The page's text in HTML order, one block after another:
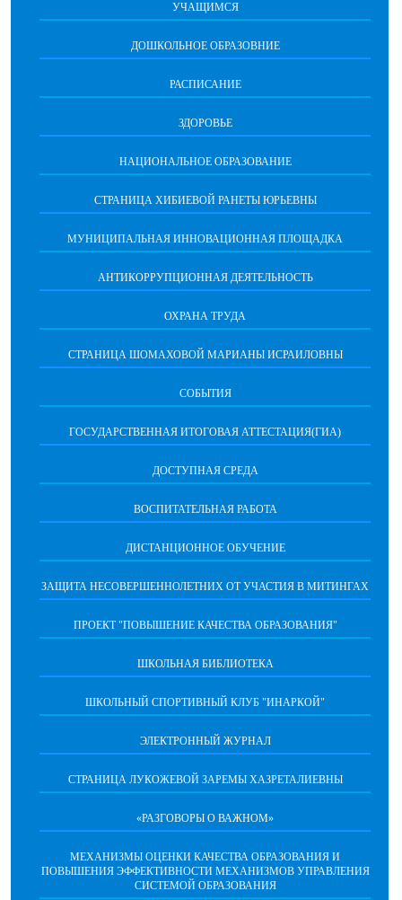
УЧАЩИМСЯ
ДОШКОЛЬНОЕ ОБРАЗОВНИЕ
РАСПИСАНИЕ
ЗДОРОВЬЕ
НАЦИОНАЛЬНОЕ ОБРАЗОВАНИЕ
СТРАНИЦА ХИБИЕВОЙ РАНЕТЫ ЮРЬЕВНЫ
МУНИЦИПАЛЬНАЯ ИННОВАЦИОННАЯ ПЛОЩАДКА
АНТИКОРРУПЦИОННАЯ ДЕЯТЕЛЬНОСТЬ
ОХРАНА ТРУДА
СТРАНИЦА ШОМАХОВОЙ МАРИАНЫ ИСРАИЛОВНЫ
СОБЫТИЯ
ГОСУДАРСТВЕННАЯ ИТОГОВАЯ АТТЕСТАЦИЯ(ГИА)
ДОСТУПНАЯ СРЕДА
ВОСПИТАТЕЛЬНАЯ РАБОТА
ДИСТАНЦИОННОЕ ОБУЧЕНИЕ
ЗАЩИТА НЕСОВЕРШЕННОЛЕТНИХ ОТ УЧАСТИЯ В МИТИНГАХ
ПРОЕКТ "ПОВЫШЕНИЕ КАЧЕСТВА ОБРАЗОВАНИЯ"
ШКОЛЬНАЯ БИБЛИОТЕКА
ШКОЛЬНЫЙ СПОРТИВНЫЙ КЛУБ "ИНАРКОЙ"
ЭЛЕКТРОННЫЙ ЖУРНАЛ
СТРАНИЦА ЛУКОЖЕВОЙ ЗАРЕМЫ ХАЗРЕТАЛИЕВНЫ
«РАЗГОВОРЫ О ВАЖНОМ»
МЕХАНИЗМЫ ОЦЕНКИ КАЧЕСТВА ОБРАЗОВАНИЯ И
ПОВЫШЕНИЯ ЭФФЕКТИВНОСТИ МЕХАНИЗМОВ УПРАВЛЕНИЯ
СИСТЕМОЙ ОБРАЗОВАНИЯ